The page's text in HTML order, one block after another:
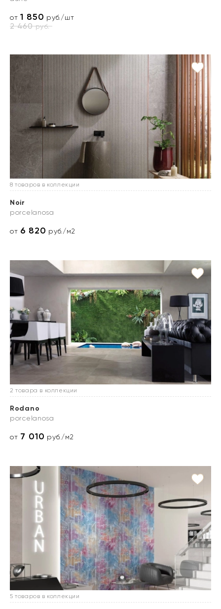
от1 850 руб./шт
2 460руб.
8 товаров в коллекции
Noir
porcelanosa
от 6 820 руб./м2
2 товара в коллекции
Rodano
porcelanosa
от 7 010 руб./м2
5 товаров в коллекции